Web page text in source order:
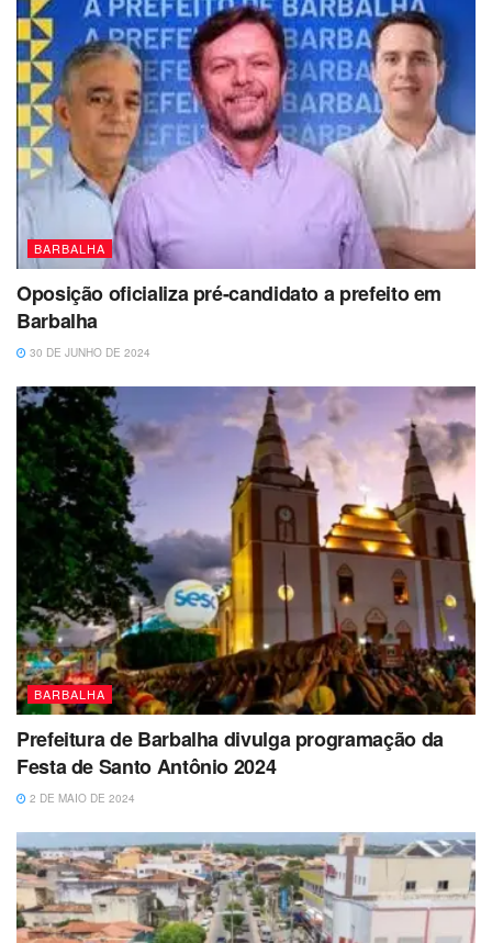
BARBALHA
Oposição oficializa pré-candidato a prefeito em
Barbalha
30 DE JUNHO DE 2024
BARBALHA
Prefeitura de Barbalha divulga programação da
Festa de Santo Antônio 2024
2 DE MAIO DE 2024